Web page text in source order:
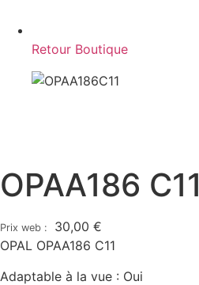
Retour Boutique
OPAA186 C11
30,00 €
OPAL OPAA186 C11
Adaptable à la vue : Oui